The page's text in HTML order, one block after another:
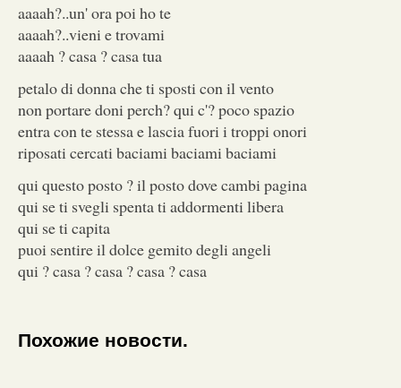
aaaah?..un' ora poi ho te
aaaah?..vieni e trovami
aaaah ? casa ? casa tua
petalo di donna che ti sposti con il vento
non portare doni perch? qui c'? poco spazio
entra con te stessa e lascia fuori i troppi onori
riposati cercati baciami baciami baciami
qui questo posto ? il posto dove cambi pagina
qui se ti svegli spenta ti addormenti libera
qui se ti capita
puoi sentire il dolce gemito degli angeli
qui ? casa ? casa ? casa ? casa
Похожие новости.